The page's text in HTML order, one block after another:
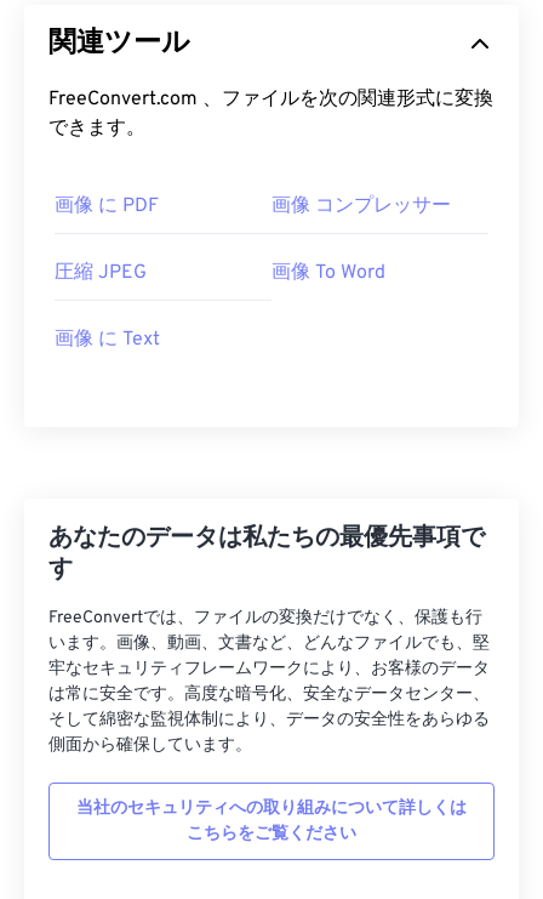
関連ツール
FreeConvert.com 、ファイルを次の関連形式に変換
できます。
画像 に PDF 画像 コンプレッサー
圧縮 JPEG 画像 To Word
画像 に Text
あなたのデータは私たちの最優先事項で
す
FreeConvertでは、ファイルの変換だけでなく、保護も行
います。画像、動画、文書など、どんなファイルでも、堅
牢なセキュリティフレームワークにより、お客様のデータ
は常に安全です。高度な暗号化、安全なデータセンター、
そして綿密な監視体制により、データの安全性をあらゆる
側面から確保しています。
当社のセキュリティへの取り組みについて詳しくは
こちらをご覧ください